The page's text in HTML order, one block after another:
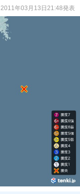
2011年03月13日21:48発表